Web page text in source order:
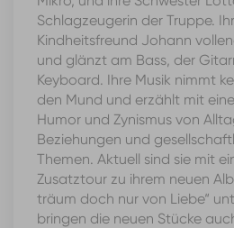
Schlagzeugerin der Truppe. Ihr
Kindheitsfreund Johann
und glänzt am Bass, der
Keyboard. Ihre Musik nimmt
den Mund und erzählt mit
Humor und Zynismus von
Beziehungen und
Themen. Aktuell sind sie mit
Zusatztour zu ihrem neuen
träum doch nur von Liebe“
bringen die neuen Stücke